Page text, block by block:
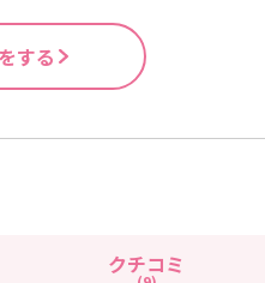
する
クチコミ